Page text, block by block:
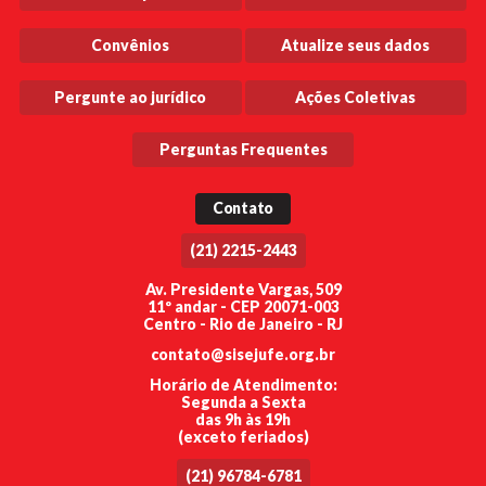
Convênios Atualize seus dados
Pergunte ao jurídico Ações Coletivas
Perguntas Frequentes
Contato
(21) 2215-2443
Av. Presidente Vargas, 509
11º andar - CEP 20071-003
Centro - Rio de Janeiro - RJ
contato@sisejufe.org.br
Horário de Atendimento:
Segunda a Sexta
das 9h às 19h
(exceto feriados)
(21) 96784-6781